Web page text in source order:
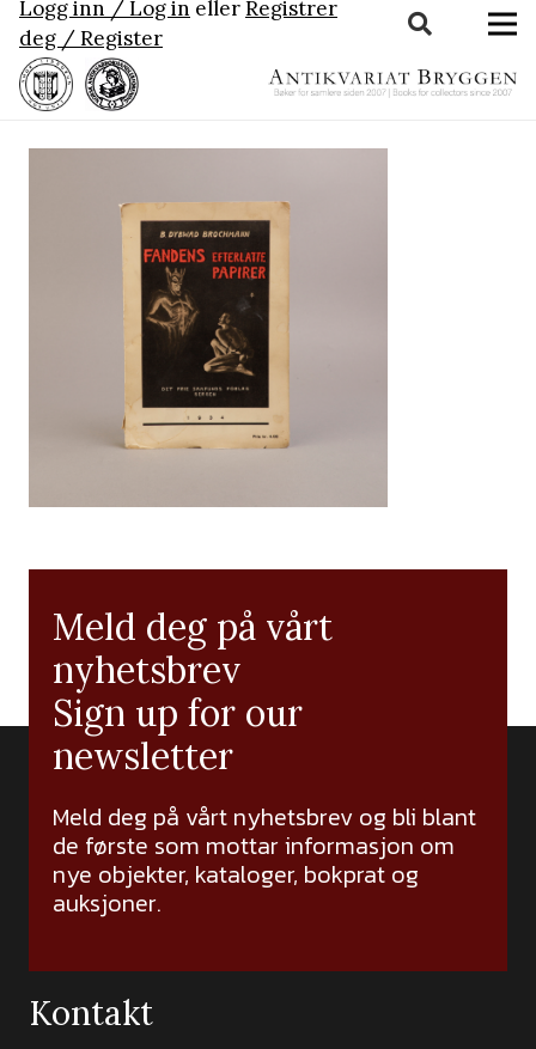
Logg inn / Log in ellerRegistrer
deg / Register
Meld deg på vårt
nyhetsbrev
Sign up for our
newsletter
Meld deg på vårt nyhetsbrev og bli blant
de første som mottar informasjon om
nye objekter, kataloger, bokprat og
auksjoner.
Kontakt